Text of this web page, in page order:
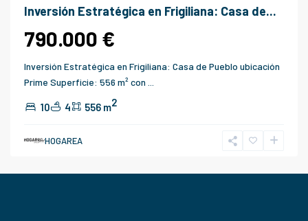
Inversión Estratégica en Frigiliana: Casa de...
790.000 €
Inversión Estratégica en Frigiliana: Casa de Pueblo ubicación
Prime Superficie: 556 m² con
10 4 556 m2
HOGAREA